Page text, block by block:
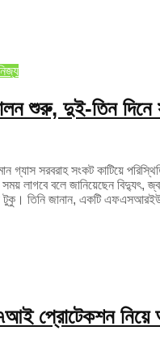
শুরু, দুই-তিন দিনে
গ্যাস সরবরাহ সংকট কাটিয়ে
লাগবে বলে জানিয়েছেন বিদ্যুৎ,
টুকু। তিনি জানান, একটি
৭আই প্রোটেকশন